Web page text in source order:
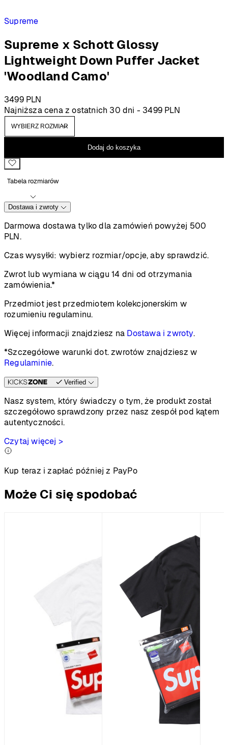
Supreme
Supreme x Schott Glossy
Lightweight Down Puffer Jacket
'Woodland Camo'
3499 PLN
Najniższa cena z ostatnich 30 dni - 3499 PLN
Dodaj do koszyka
Tabela rozmiarów
Dostawa i zwroty
Darmowa dostawa tylko dla zamówień powyżej 500
PLN.
Czas wysyłki: wybierz rozmiar/opcje, aby sprawdzić.
Zwrot lub wymiana w ciągu 14 dni od otrzymania
zamówienia.*
Przedmiot jest przedmiotem kolekcjonerskim w
rozumieniu regulaminu.
Więcej informacji znajdziesz na Dostawa i zwroty.
*Szczegółowe warunki dot. zwrotów znajdziesz w
Regulaminie.
Verified
Nasz system, który świadczy o tym, że produkt został
szczegółowo sprawdzony przez nasz zespół pod kątem
autentyczności.
Czytaj więcej >
Kup teraz i zapłać później z PayPo
Może Ci się spodobać